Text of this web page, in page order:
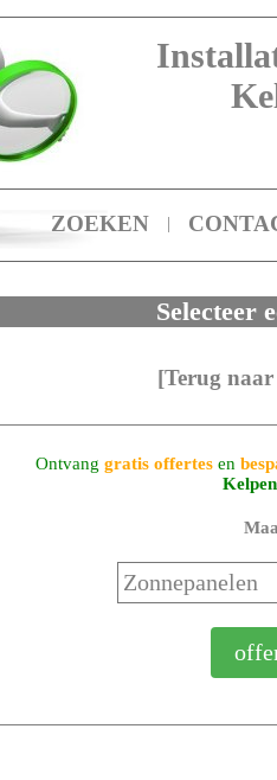
ZOEKEN |
Selecteer
[Terug
Ontvang gratis offertesen